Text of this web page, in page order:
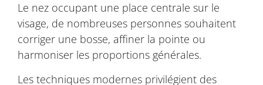
Le nez occupant une place centrale sur le
visage, de nombreuses personnes souhaitent
corriger une bosse, affiner la pointe ou
harmoniser les proportions générales.
Les techniques modernes privilégient des